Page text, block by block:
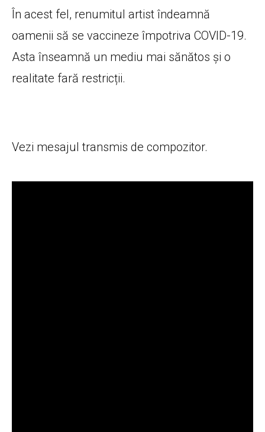
În acest fel, renumitul artist îndeamnă
oamenii să se vaccineze împotriva COVID-19.
Asta înseamnă un mediu mai sănătos şi o
realitate fară restricții.
Vezi mesajul transmis de compozitor.